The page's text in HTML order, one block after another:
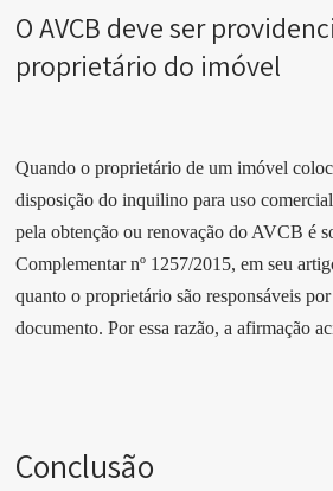
O AVCB deve ser
proprietário do imóvel
Quando o proprietário de um imóvel
disposição do inquilino para uso
pela obtenção ou renovação do AVCB é
Complementar nº 1257/2015, em seu
quanto o proprietário são responsáveis
documento. Por essa razão, a afirmação
Conclusão